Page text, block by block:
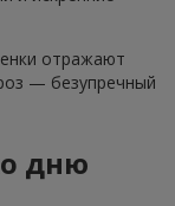
отражают
— безупречный
дню